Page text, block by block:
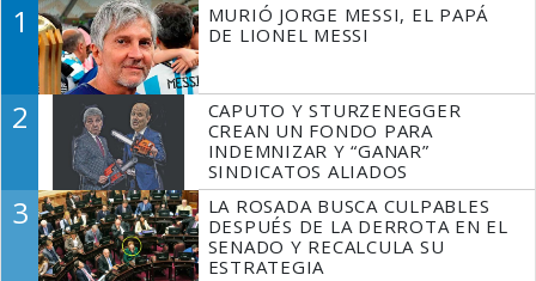
1
MURIÓ JORGE MESSI, EL PAPÁ
DE LIONEL MESSI
2
CAPUTO Y STURZENEGGER
CREAN UN FONDO PARA
INDEMNIZAR Y “GANAR”
SINDICATOS ALIADOS
3
LA ROSADA BUSCA CULPABLES
DESPUÉS DE LA DERROTA EN EL
SENADO Y RECALCULA SU
ESTRATEGIA